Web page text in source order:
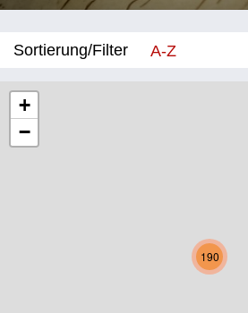
Sortierung/Filter
A-Z
190
+
−